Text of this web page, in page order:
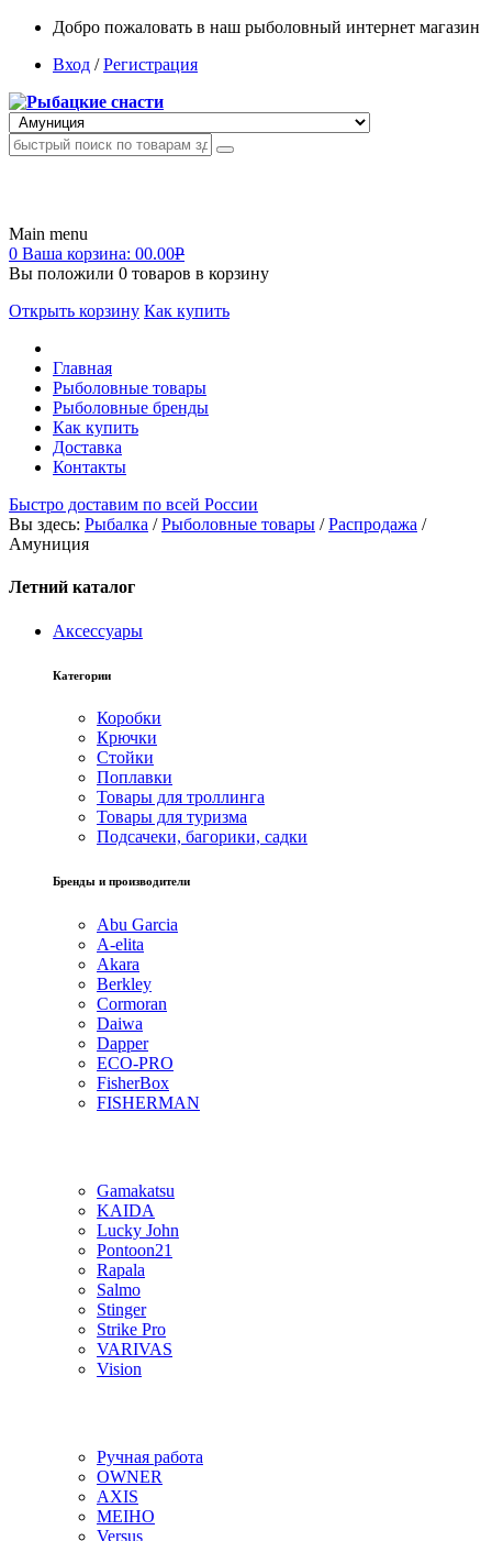
Добро пожаловать в наш рыболовный интернет магазин
Вход /Регистрация
Main menu
0 Ваша корзина: 00.00Р
Вы положили 0 товаров в корзину
Открыть корзину Как купить
Главная
Рыболовные товары
Рыболовные бренды
Как купить
Доставка
Контакты
Быстро доставим по всей России
Вы здесь: Рыбалка /Рыболовные товары /Распродажа /
Амуниция
Летний каталог
Аксессуары
Категории
Коробки
Крючки
Стойки
Поплавки
Товары для троллинга
Товары для туризма
Подсачеки, багорики, садки
Бренды и производители
Abu Garcia
A-elita
Akara
Berkley
Cormoran
Daiwa
Dapper
ECO-PRO
FisherBox
FISHERMAN
Gamakatsu
KAIDA
Lucky John
Pontoon21
Rapala
Salmo
Stinger
Strike Pro
VARIVAS
Vision
Ручная работа
OWNER
AXIS
MEIHO
Versus